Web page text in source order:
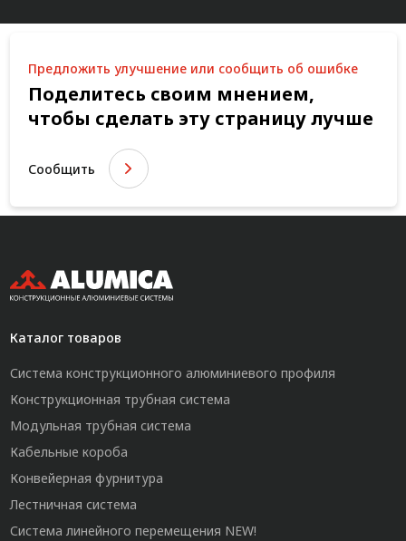
Предложить улучшение или сообщить об ошибке
Поделитесь своим мнением,
чтобы сделать эту страницу лучше
Сообщить
Каталог товаров
Система конструкционного алюминиевого профиля
Конструкционная трубная система
Модульная трубная система
Кабельные короба
Конвейерная фурнитура
Лестничная система
Система линейного перемещения NEW!